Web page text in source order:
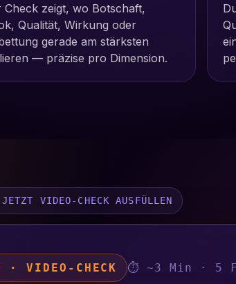
Check zeigt, wo Botschaft,
Qualität, Wirkung oder
gerade am stärksten
— präzise pro Dimension.
VIDEO-CHECK AUSFÜLLEN
VIDEO-CHECK ⏱ ~3 Min · 5